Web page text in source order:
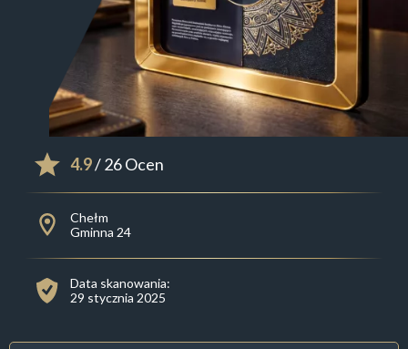
4.9/ 26 Ocen
Chełm
Gminna 24
Data skanowania:
29 stycznia 2025